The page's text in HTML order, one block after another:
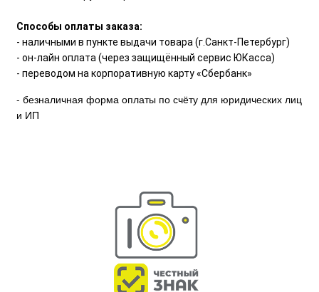
Способы оплаты заказа:
- наличными в пункте выдачи товара (г.Санкт-Петербург)
- он-лайн оплата (через защищённый сервис ЮКасса)
- переводом на корпоративную карту «Сбербанк»
- безналичная форма оплаты по счёту для юридических лиц
и ИП